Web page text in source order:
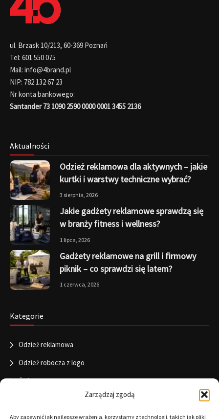
Zarządzaj zgodą
Aby zapewnić jak najlepsze wrażenia, korzystamy z technologii, takich jak pliki
ul. Brzask 10/213, 60-369 Poznań
Tel: 601 550 075
Mail: info@4brand.pl
NIP: 782 132 67 23
Nr konta bankowego:
Santander 73 1090 2590 0000 0001 3455 2136
Aktualności
Odzież reklamowa dla aktywnych – jakie
kurtki i warstwy techniczne wybrać?
3 sierpnia, 2026
Jakie gadżety reklamowe sprawdzą się
w branży fitness i wellness?
1 lipca, 2026
Gadżety reklamowe na grill i firmowy
piknik – co sprawdzi się latem?
1 czerwca, 2026
Kategorie
Odzież reklamowa
Odzież robocza z logo
Święta
Informacje